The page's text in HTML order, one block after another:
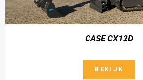
CASE CX12D
BEKIJK